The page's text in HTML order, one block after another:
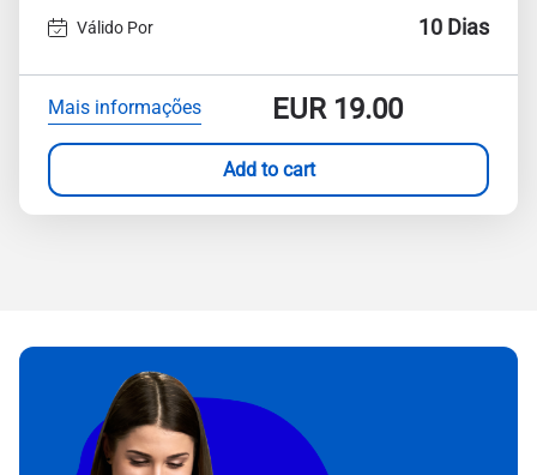
Válido Por 10 Dias
Mais informações EUR19.00
Add to cart